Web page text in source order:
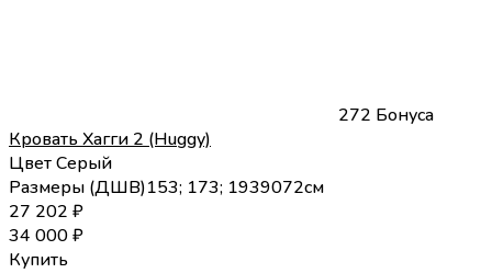
272 Бонуса
Кровать Хагги 2 (Huggy)
ЦветСерый
Размеры (ДШВ)153; 173; 1939072см
27 202 ₽
34 000₽
Купить